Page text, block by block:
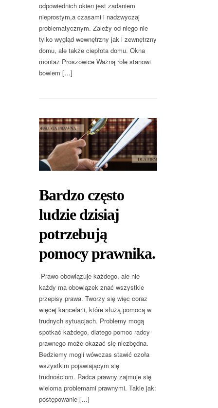
odpowiednich okien jest zadaniem
nieprostym,a czasami i nadzwyczaj
problematycznym. Zależy od niego nie
tylko wygląd wewnętrzny jak i zewnętrzny
domu, ale także ciepłota domu. Okna
montaż Proszowice Ważną role stanowi
bowiem […]
Bardzo często
ludzie dzisiaj
potrzebują
pomocy prawnika.
Prawo obowiązuje każdego, ale nie
każdy ma obowiązek znać wszystkie
przepisy prawa. Tworzy się więc coraz
więcej kancelarii, które służą pomocą w
trudnych sytuacjach. Problemy mogą
spotkać każdego, dlatego pomoc radcy
prawnego może okazać się niezbędna.
Bedziemy mogli wówczas stawić czoła
wszystkim pojawiającym się
trudnościom. Radca prawny zajmuje się
wieloma problemami prawnymi. Takie jak:
postępowanie […]